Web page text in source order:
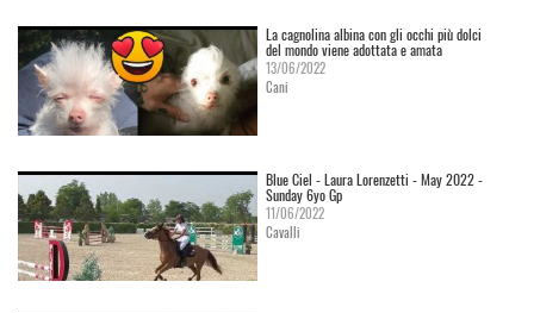
La cagnolina albina con gli occhi più dolci
del mondo viene adottata e amata
13/06/2022
Cani
Blue Ciel - Laura Lorenzetti - May 2022 -
Sunday 6yo Gp
11/06/2022
Cavalli